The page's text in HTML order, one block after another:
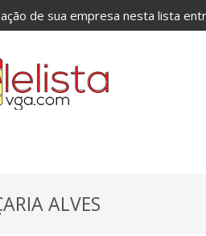
de sua empresa nesta lista
ALVES